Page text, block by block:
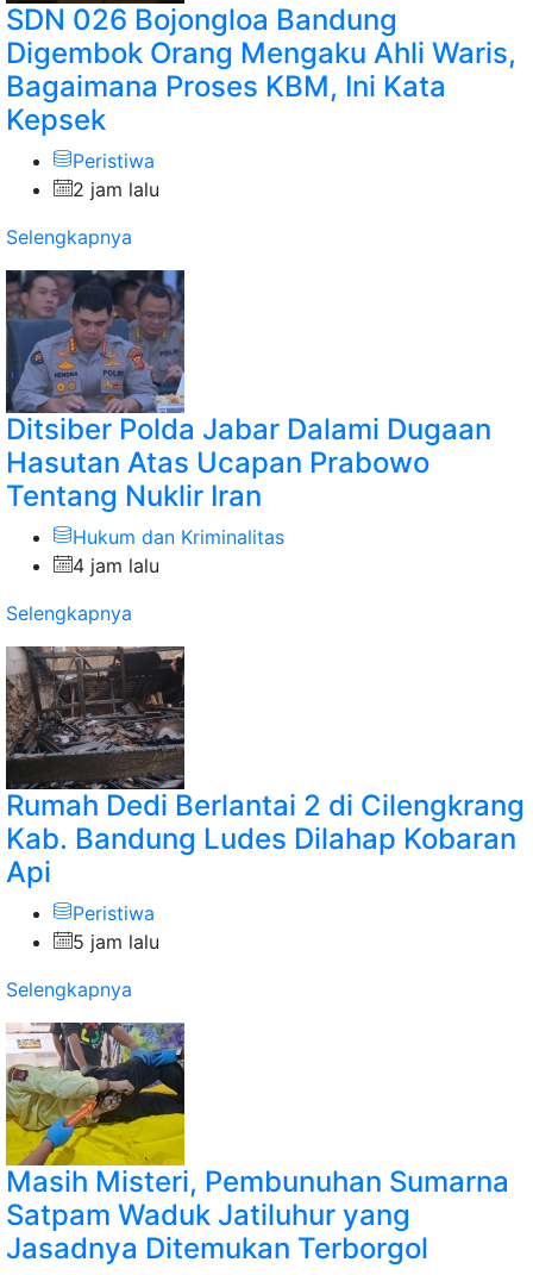
SDN 026 Bojongloa Bandung
Digembok Orang Mengaku Ahli Waris,
Bagaimana Proses KBM, Ini Kata
Kepsek
Peristiwa
2 jam lalu
Selengkapnya
Ditsiber Polda Jabar Dalami Dugaan
Hasutan Atas Ucapan Prabowo
Tentang Nuklir Iran
Hukum dan Kriminalitas
4 jam lalu
Selengkapnya
Rumah Dedi Berlantai 2 di Cilengkrang
Kab. Bandung Ludes Dilahap Kobaran
Api
Peristiwa
5 jam lalu
Selengkapnya
Masih Misteri, Pembunuhan Sumarna
Satpam Waduk Jatiluhur yang
Jasadnya Ditemukan Terborgol